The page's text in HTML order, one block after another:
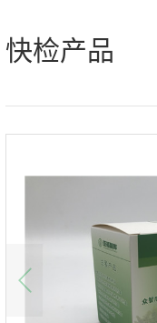
快检产品